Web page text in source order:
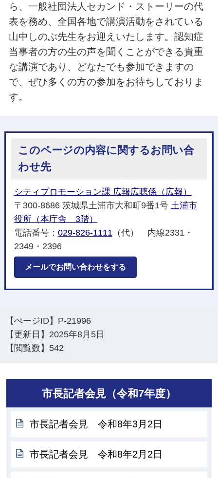
ら、一般社団法人セカンド・ストーリーの代
表を務め、全国各地で講演活動をされている
山中しのぶ先生をお迎えいたします。認知症
当事者の方の生の声を聞くことができる貴重
な講演であり、どなたでも参加できますの
で、ぜひ多くの方の参加をお待ちしておりま
す。
このページの内容に関するお問い合
わせ先
シティプロモーション課 広報広聴係（広報）
〒300-8686 茨城県土浦市大和町9番1号 土浦市
役所（本庁舎 3階）
電話番号： 029-826-1111 （代） 内線2331・
2349・2396
メールでお問い合わせをする
【ぺージID】 P-21996
【更新日】 2025年8月5日
【閲覧数】 542
市長記者会見（令和7年度）
市長記者会見 令和8年3月2日
市長記者会見 令和8年2月2日